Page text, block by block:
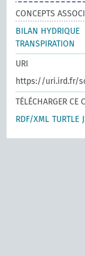
CONCEPTS
BILAN HYDRIQUE
TRANSPIRATION
URI
https://uri.ird.fr/
TÉLÉCHARGER CE
RDF/XML TURTLE